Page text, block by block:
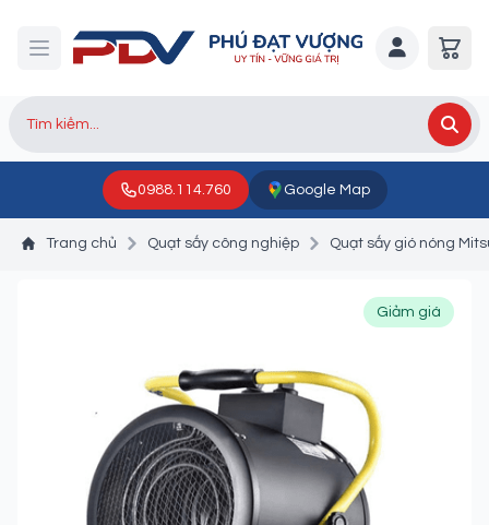
0988.114.760 Google Map
Trang chủ Quạt sấy công nghiệp Quạt sấy gió nóng
Giảm giá